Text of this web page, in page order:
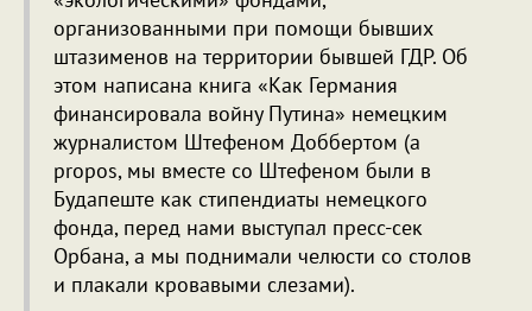
организованными при помощи бывших
штазименов на территории бывшей ГДР. Об
этом написана книга «Как Германия
финансировала войну Путина» немецким
журналистом Штефеном Доббертом (a
propos, мы вместе со Штефеном были в
Будапеште как стипендиаты немецкого
фонда, перед нами выступал пресс-сек
Орбана, а мы поднимали челюсти со столов
и плакали кровавыми слезами).